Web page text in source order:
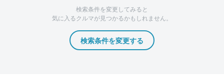
検索条件を変更してみると
気に入るクルマが見つかるかもしれません。
検索条件を変更する